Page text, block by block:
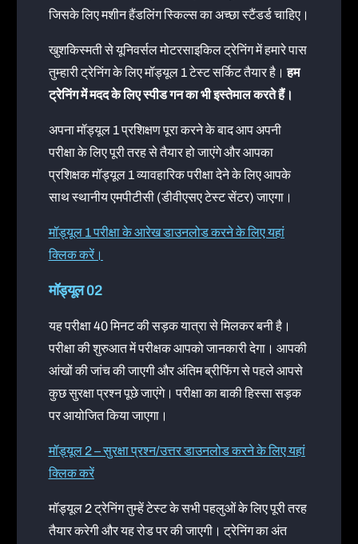
जिसके लिए मशीन हैंडलिंग स्किल्स का अच्छा स्टैंडर्ड चाहिए।
खुशकिस्मती से यूनिवर्सल मोटरसाइकिल ट्रेनिंग में हमारे पास
तुम्हारी ट्रेनिंग के लिए मॉड्यूल 1 टेस्ट सर्किट तैयार है।हम
ट्रेनिंग में मदद के लिए स्पीड गन का भी इस्तेमाल करते हैं।
अपना मॉड्यूल 1 प्रशिक्षण पूरा करने के बाद आप अपनी
परीक्षा के लिए पूरी तरह से तैयार हो जाएंगे और आपका
प्रशिक्षक मॉड्यूल 1 व्यावहारिक परीक्षा देने के लिए आपके
साथ स्थानीय एमपीटीसी (डीवीएसए टेस्ट सेंटर) जाएगा।
मॉड्यूल 1 परीक्षा के आरेख डाउनलोड करने के लिए यहां
क्लिक करें।
मॉड्यूल 02
यह परीक्षा 40 मिनट की सड़क यात्रा से मिलकर बनी है।
परीक्षा की शुरुआत में परीक्षक आपको जानकारी देगा। आपकी
आंखों की जांच की जाएगी और अंतिम ब्रीफिंग से पहले आपसे
कुछ सुरक्षा प्रश्न पूछे जाएंगे। परीक्षा का बाकी हिस्सा सड़क
पर आयोजित किया जाएगा।
मॉड्यूल 2 – सुरक्षा प्रश्न/उत्तर डाउनलोड करने के लिए यहां
क्लिक करें
मॉड्यूल 2 ट्रेनिंग तुम्हें टेस्ट के सभी पहलुओं के लिए पूरी तरह
तैयार करेगी और यह रोड पर की जाएगी। ट्रेनिंग का अंत